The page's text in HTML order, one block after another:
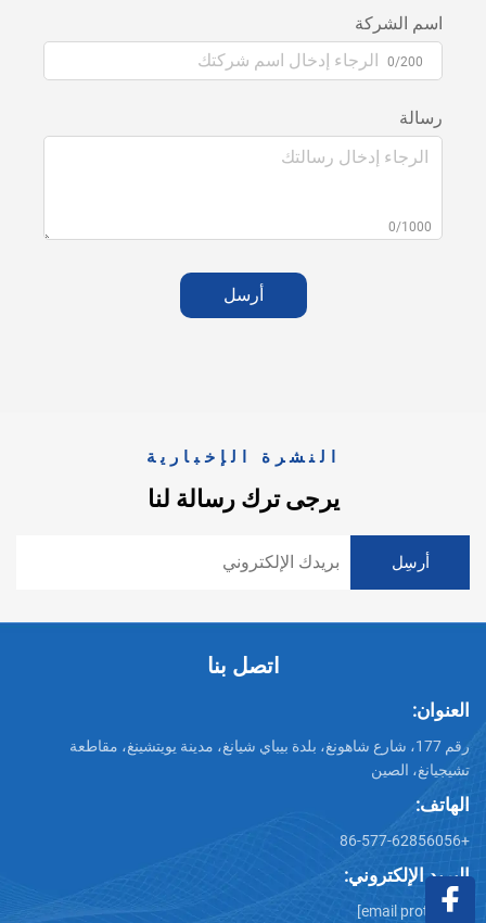
اسم الشركة
0/200
رسالة
0/1000
أرسل
النشرة الإخبارية
يرجى ترك رسالة لنا
اتصل بنا
العنوان:
رقم 177، شارع شاهونغ، بلدة بيباي شيانغ، مدينة يويتشينغ، مقاطعة
تشيجيانغ، الصين
الهاتف:
+86-577-62856056
البريد الإلكتروني: